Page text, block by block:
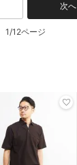
次へ
1/12ページ